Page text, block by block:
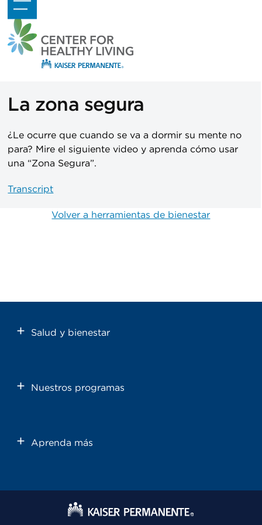
Skip
to
content
Open
mobile
menu
Close
mobile
menu
La zona segura
¿Le ocurre que cuando se va a dormir su mente no
para? Mire el siguiente video y aprenda cómo usar
una “Zona Segura”.
Transcript
Volver a herramientas de bienestar
Salud y bienestar
Nuestros programas
Aprenda más